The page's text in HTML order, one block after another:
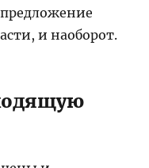
предложение
и наоборот.